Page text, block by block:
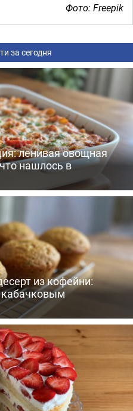
Фото: Freepik
за сегодня
ленивая овощная
нашлось в
из кофейни: